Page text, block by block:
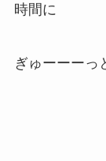
時間に
ぎゅーーーっ